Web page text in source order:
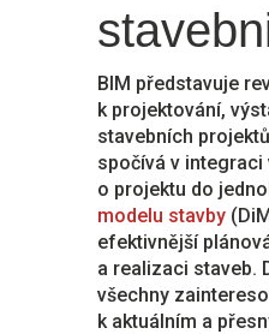
BIM představuje
k projektování,
stavebních
spočívá v
o projektu do
modelu stavby
efektivnější
a realizaci staveb.
všechny
k aktuálním a